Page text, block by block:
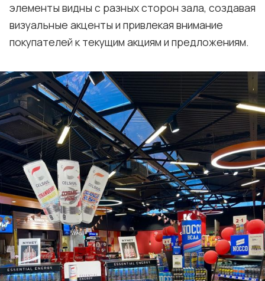
элементы видны с разных сторон зала, создавая
визуальные акценты и привлекая внимание
покупателей к текущим акциям и предложениям.